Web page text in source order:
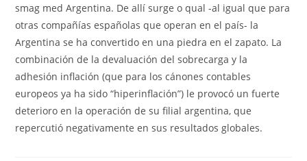
smag med Argentina. De allí surge o qual -al igual que para
otras compañías españolas que operan en el país- la
Argentina se ha convertido en una piedra en el zapato. La
combinación de la devaluación del sobrecarga y la
adhesión inflación (que para los cánones contables
europeos ya ha sido “hiperinflación”) le provocó un fuerte
deterioro en la operación de su filial argentina, que
repercutió negativamente en sus resultados globales.